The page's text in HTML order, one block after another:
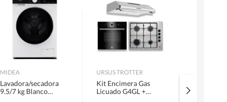
MIDEA
Lavadora/secadora
9.5/7 kg Blanco
URSUS TROTTER
Kit Encimera Gas
Licuado G4GL +